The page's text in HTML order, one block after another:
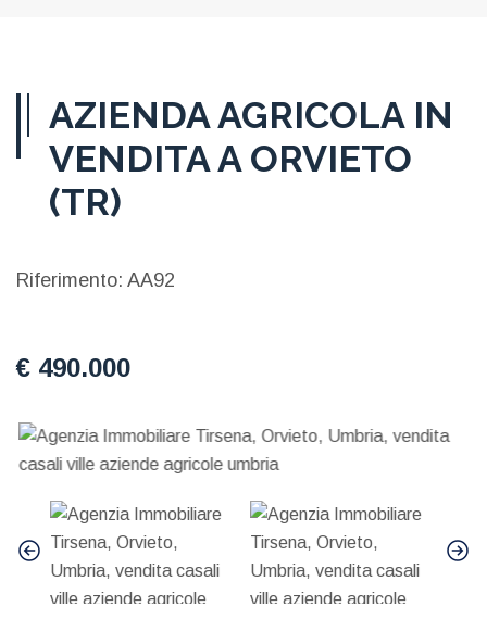
AZIENDA AGRICOLA IN
VENDITA A ORVIETO
(TR)
Riferimento: AA92
€ 490.000